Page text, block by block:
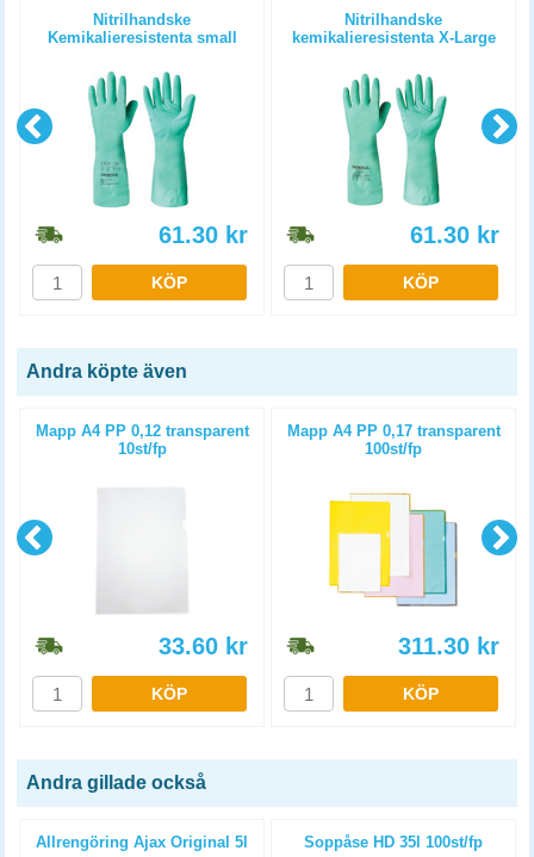
Nitrilhandske
Kemikalieresistenta small
61.30 kr
KÖP
Nitrilhandske
kemikalieresistenta X-Large
61.30 kr
KÖP
Andra köpte även
Mapp A4 PP 0,12 transparent
10st/fp
33.60 kr
KÖP
Mapp A4 PP 0,17 transparent
100st/fp
311.30 kr
KÖP
Andra gillade också
Allrengöring Ajax Original 5l Soppåse HD 35l 100st/fp